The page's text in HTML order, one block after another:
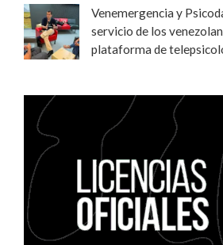
Venemergencia y
servicio de los
plataforma de